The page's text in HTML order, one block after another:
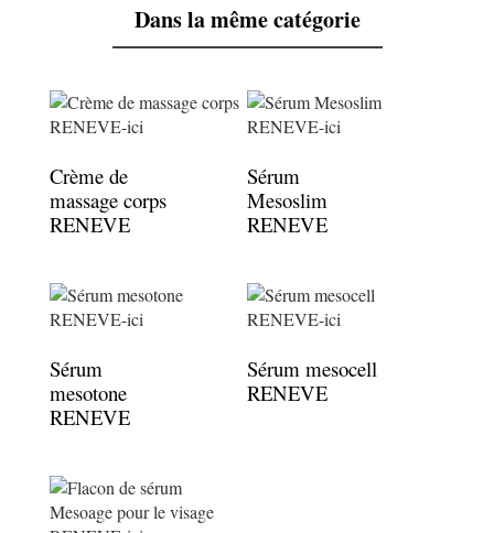
Dans la même catégorie
Crème de
massage corps
RENEVE
Sérum
Mesoslim
RENEVE
Sérum
mesotone
RENEVE
Sérum mesocell
RENEVE